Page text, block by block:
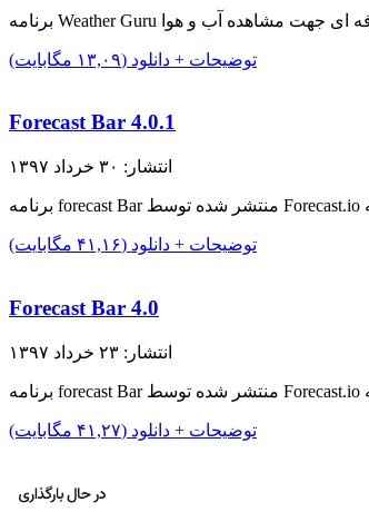
توضیحات + دانلود (۱۳,۰۹ مگابایت)
Forecast Bar 4.0.1
انتشار: ۳۰ خرداد ۱۳۹۷
توضیحات + دانلود (۴۱,۱۶ مگابایت)
Forecast Bar 4.0
انتشار: ۲۳ خرداد ۱۳۹۷
توضیحات + دانلود (۴۱,۲۷ مگابایت)